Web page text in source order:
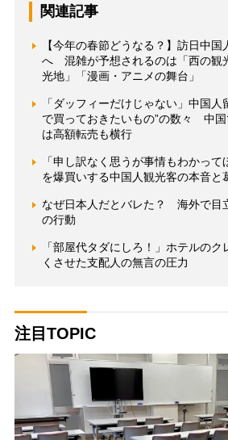
関連記事
【今年の春節どうなる？】訪日中国
へ 混雑が予想されるのは「西の観
光地」「漫画・アニメの舞台」
「ダッフィーだけじゃない」中国人
で買っておきたいもの”の数々 中
は高額転売も横行
「申し訳なく思うが事情もわかっ
を爆買いする中国人観光客の本音と
なぜ日本人だとバレた？ 海外で目
の行動
「部屋代タダにしろ！」ホテルのク
くさせた支配人の無言の圧力
注目TOPIC